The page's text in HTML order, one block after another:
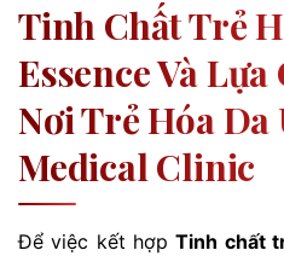
Tinh Chất Trẻ
Essence Và
Nơi Trẻ Hóa
Medical Clinic
Để việc kết hợpTinh chất